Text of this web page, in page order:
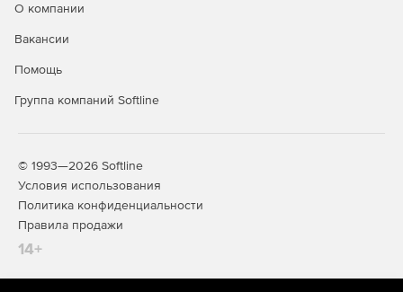
сетям общего доступа, в образовательных учреждениях,
а также используется для домашнего использования.
обрабатывающих информацию ограниченного доступа, к
информации.
информационных системах персональных данных, а также
в составе значимых объектов КИИ любого класса
(уровня, категории) защищенности. Дополнительно
О компании
Вакансии
Помощь
Группа компаний Softline
© 1993—2026 Softline
Условия использования
Политика конфиденциальности
Правила продажи
14+